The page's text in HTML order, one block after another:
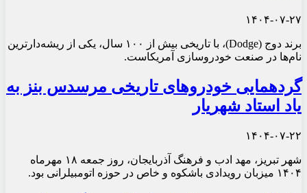
۱۴۰۴-۰۷-۲۷
برند دوج (Dodge)، با تاریخی بیش از ۱۰۰ سال، یکی از ریشه‌دارترین
نام‌ها در صنعت خودروسازی آمریکاست.
گردهمایی خودروهای تاریخی مرسدس بنز به
یاد استاد شهریار
۱۴۰۴-۰۷-۲۲
شهر تبریز، مهد ادب و فرهنگ آذربایجان، روز جمعه ۱۸ مهرماه
۱۴۰۴ میزبان رویدادی باشکوه و خاص در حوزه اتومبیلرانی بود.